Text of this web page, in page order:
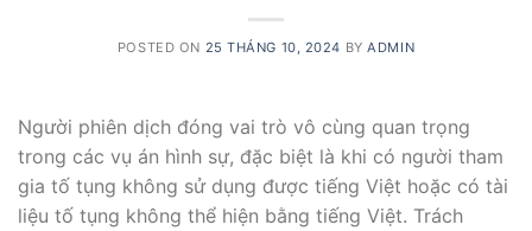
POSTED ON 25 THÁNG 10, 2024 BYADMIN
Người phiên dịch đóng vai trò vô cùng quan trọng
trong các vụ án hình sự, đặc biệt là khi có người tham
gia tố tụng không sử dụng được tiếng Việt hoặc có tài
liệu tố tụng không thể hiện bằng tiếng Việt. Trách